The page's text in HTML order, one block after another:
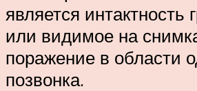
является интактность
или видимое на
поражение в области
позвонка.